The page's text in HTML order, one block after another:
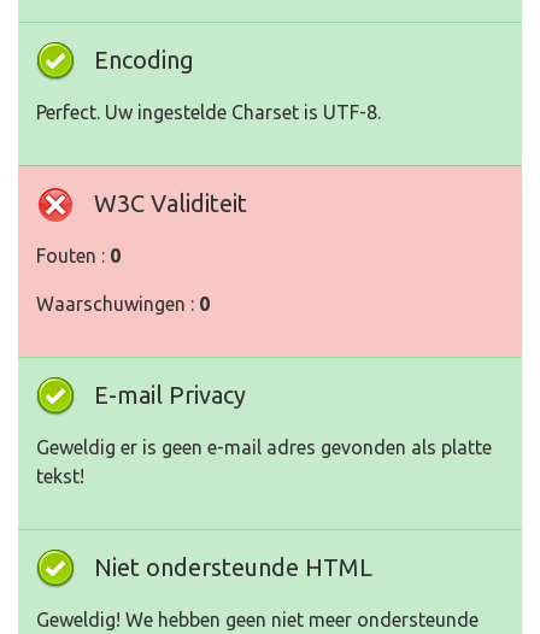
Encoding
Perfect. Uw ingestelde Charset is UTF-8.
W3C Validiteit
Fouten : 0
Waarschuwingen : 0
E-mail Privacy
Geweldig er is geen e-mail adres gevonden als platte
tekst!
Niet ondersteunde HTML
Geweldig! We hebben geen niet meer ondersteunde